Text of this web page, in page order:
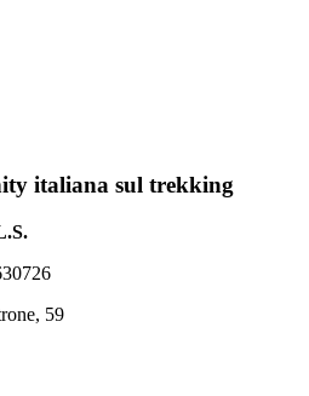
italiana sul trekking
59